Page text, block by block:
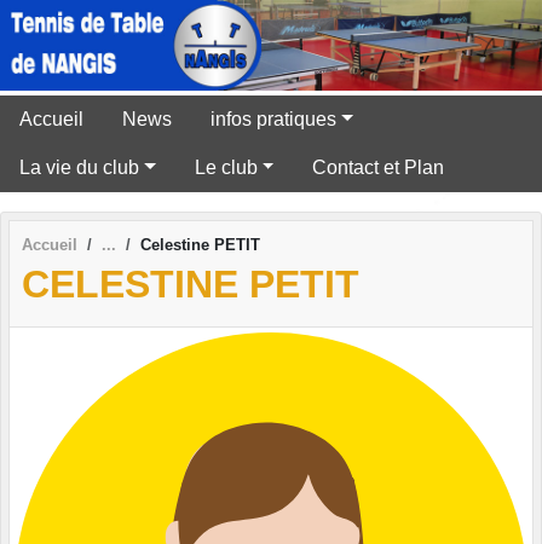
Accueil News infos pratiques
La vie du club Le club Contact et Plan
Accueil Celestine PETIT
CELESTINE PETIT
Panneau de gestion des cookies